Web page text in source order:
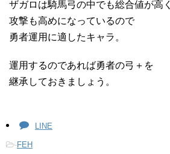
ザガロは騎馬弓の中でも総合値が高く
攻撃も高めになっているので
勇者運用に適したキャラ。
運用するのであれば勇者の弓＋を
継承しておきましょう。
LINE
-FEH